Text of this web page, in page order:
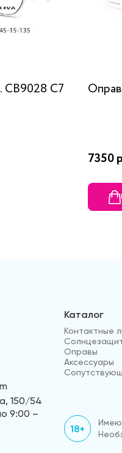
C7
7350
150/54
9:00 –
Каталог
Контактные
Оправы
Аксессуары
18+